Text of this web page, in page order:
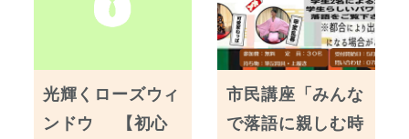
光輝くローズウィ
ンドウ 【初心
市民講座「みんな
で落語に親しむ時